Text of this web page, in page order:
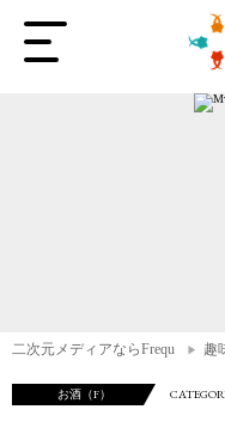
二次元メディアならFrequ 趣
お酒（F）